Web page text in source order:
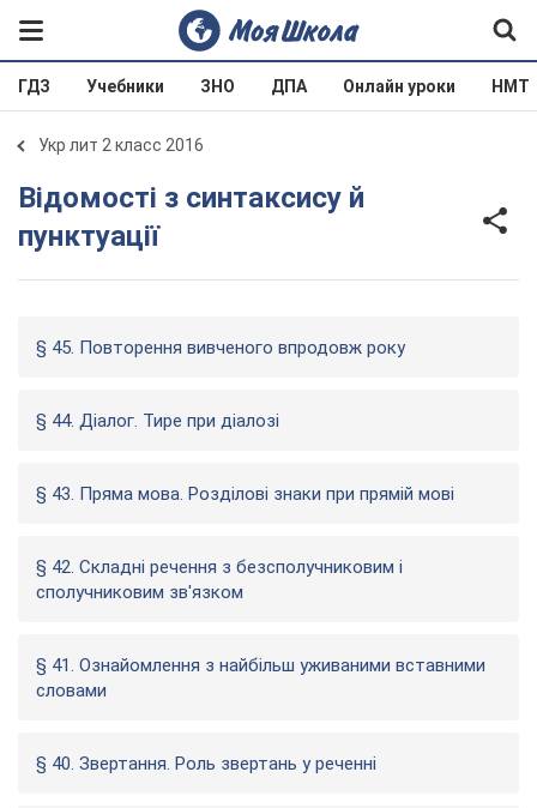
ГДЗ Учебники ЗНО ДПА Онлайн уроки НМТ
Укр лит 2 класс 2016
Відомості з синтаксису й
пунктуації
§ 45. Повторення вивченого впродовж року
§ 44. Діалог. Тире при діалозі
§ 43. Пряма мова. Розділові знаки при прямій мові
§ 42. Складні речення з безсполучниковим і
сполучниковим зв'язком
§ 41. Ознайомлення з найбільш уживаними вставними
словами
§ 40. Звертання. Роль звертань у реченні